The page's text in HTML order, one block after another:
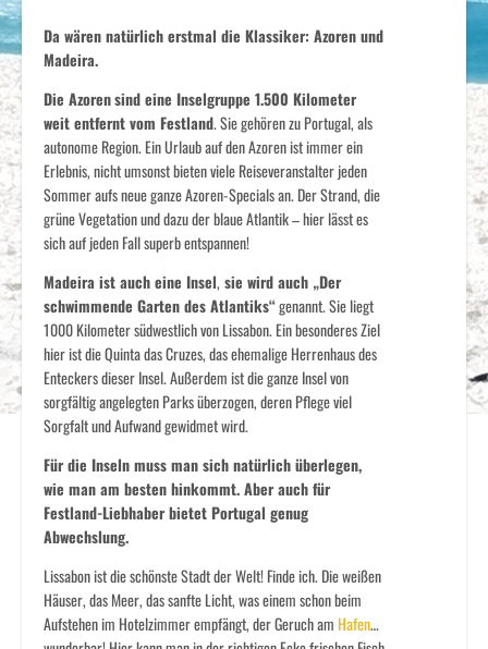
Da wären natürlich erstmal die Klassiker: Azoren und
Madeira.
Die Azorensind eine Inselgruppe 1.500 Kilometer
weit entfernt vom Festland. Sie gehören zu Portugal, als
autonome Region. Ein Urlaub auf den Azoren ist immer ein
Erlebnis, nicht umsonst bieten viele Reiseveranstalter jeden
Sommer aufs neue ganze Azoren-Specials an. Der Strand, die
grüne Vegetation und dazu der blaue Atlantik – hier lässt es
sich auf jeden Fall superb entspannen!
Madeira ist auch eine Insel, sie wird auch „Der
schwimmende Garten des Atlantiks“genannt. Sie liegt
1000 Kilometer südwestlich von Lissabon. Ein besonderes Ziel
hier ist die Quinta das Cruzes, das ehemalige Herrenhaus des
Enteckers dieser Insel. Außerdem ist die ganze Insel von
sorgfältig angelegten Parks überzogen, deren Pflege viel
Sorgfalt und Aufwand gewidmet wird.
Für die Inseln muss man sich natürlich überlegen,
wie man am besten hinkommt. Aber auch für
Festland-Liebhaber bietet Portugal genug
Abwechslung.
Lissabon ist die schönste Stadt der Welt! Finde ich. Die weißen
Häuser, das Meer, das sanfte Licht, was einem schon beim
Aufstehen im Hotelzimmer empfängt, der Geruch amHafen…